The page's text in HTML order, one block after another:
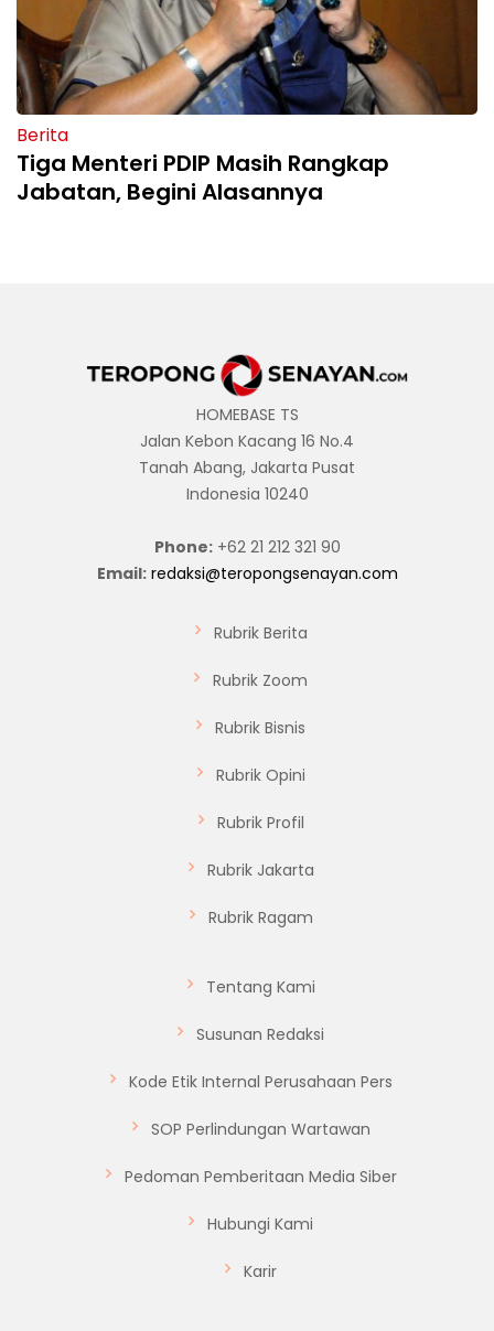
Berita
Tiga Menteri PDIP Masih Rangkap
Jabatan, Begini Alasannya
HOMEBASE TS
Jalan Kebon Kacang 16 No.4
Tanah Abang, Jakarta Pusat
Indonesia 10240
Phone:+62 21 212 321 90
Email: redaksi@teropongsenayan.com
Rubrik Berita
Rubrik Zoom
Rubrik Bisnis
Rubrik Opini
Rubrik Profil
Rubrik Jakarta
Rubrik Ragam
Tentang Kami
Susunan Redaksi
Kode Etik Internal Perusahaan Pers
SOP Perlindungan Wartawan
Pedoman Pemberitaan Media Siber
Hubungi Kami
Karir